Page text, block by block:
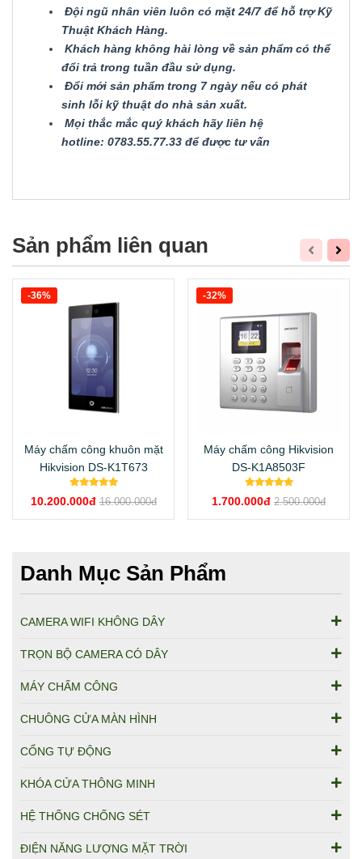
Đội ngũ nhân viên luôn có mặt 24/7 để hỗ trợ Kỹ
Thuật Khách Hàng.
Khách hàng không hài lòng về sản phẩm có thể
đổi trả trong tuần đầu sử dụng.
Đổi mới sản phẩm trong 7 ngày nếu có phát
sinh lỗi kỹ thuật do nhà sản xuất.
Mọi thắc mắc quý khách hãy liên hệ
hotline: 0783.55.77.33 để được tư vấn
Sản phẩm liên quan
Máy chấm công khuôn mặt
Hikvision DS-K1T673
10.200.000đ 16.000.000đ
-36%
Máy chấm công Hikvision
DS-K1A8503F
1.700.000đ 2.500.000đ
-32%
Danh Mục Sản Phẩm
CAMERA WIFI KHÔNG DÂY
TRỌN BỘ CAMERA CÓ DÂY
MÁY CHẤM CÔNG
CHUÔNG CỬA MÀN HÌNH
CỔNG TỰ ĐỘNG
KHÓA CỬA THÔNG MINH
HỆ THỐNG CHỐNG SÉT
ĐIỆN NĂNG LƯỢNG MẶT TRỜI